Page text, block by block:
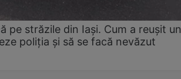
pe străzile din Iași. Cum a reușit un
poliția și să se facă nevăzut